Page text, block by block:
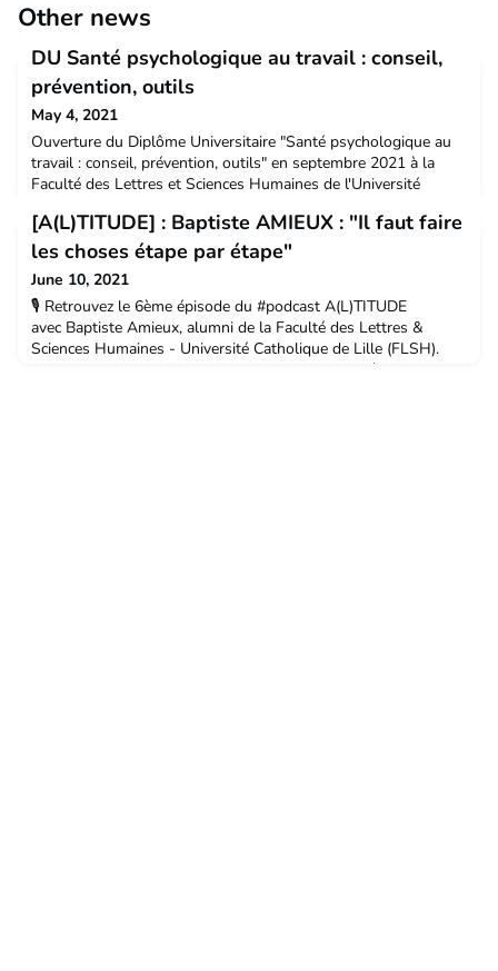
Other news
DU Santé psychologique au travail : conseil,
prévention, outils
May 4, 2021
Ouverture du Diplôme Universitaire "Santé psychologique au
travail : conseil, prévention, outils" en septembre 2021 à la
Faculté des Lettres et Sciences Humaines de l'Université
situations Proposer des plans d’action adaptés Mobiliser un
réseau d’experts Accompagner la mise en place des
solutions A qui s'adresse ce Diplôme Universitaire
[A(L)TITUDE] : Baptiste AMIEUX : "Il faut faire
les choses étape par étape"
June 10, 2021
🎙️ Retrouvez le 6ème épisode du #podcast A(L)TITUDE
avec Baptiste Amieux, alumni de la Faculté des Lettres &
Sciences Humaines - Université Catholique de Lille (FLSH).
Baptiste revient sur l'histoire de son recrutement à l' #ONU et